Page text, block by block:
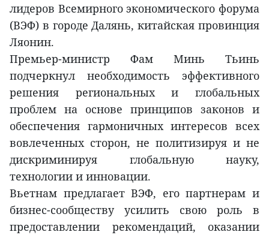
лидеров Всемирного экономического форума
(ВЭФ) в городе Далянь, китайская провинция
Ляонин.
Премьер-министр Фам Минь Тьинь
подчеркнул необходимость эффективного
решения региональных и глобальных
проблем на основе принципов законов и
обеспечения гармоничных интересов всех
вовлеченных сторон, не политизируя и не
дискриминируя глобальную науку,
технологии и инновации.
Вьетнам предлагает ВЭФ, его партнерам и
бизнес-сообществу усилить свою роль в
предоставлении рекомендаций, оказании